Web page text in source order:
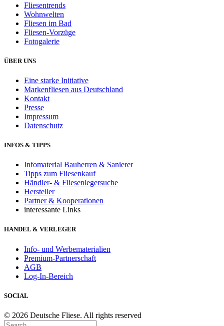
Fliesentrends
Wohnwelten
Fliesen im Bad
Fliesen-Vorzüge
Fotogalerie
ÜBER UNS
Eine starke Initiative
Markenfliesen aus Deutschland
Kontakt
Presse
Impressum
Datenschutz
INFOS & TIPPS
Infomaterial Bauherren & Sanierer
Tipps zum Fliesenkauf
Händler- & Fliesenlegersuche
Hersteller
Partner & Kooperationen
interessante Links
HANDEL & VERLEGER
Info- und Werbematerialien
Premium-Partnerschaft
AGB
Log-In-Bereich
SOCIAL
© 2026 Deutsche Fliese. All rights reserved